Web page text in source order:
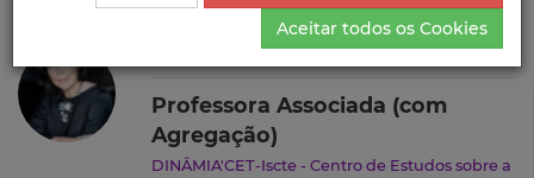
Teresa Costa Pinto
Professora Associada (com
Agregação)
DINÂMIA'CET-Iscte - Centro de Estudos sobre a
Aceitar todos os Cookies